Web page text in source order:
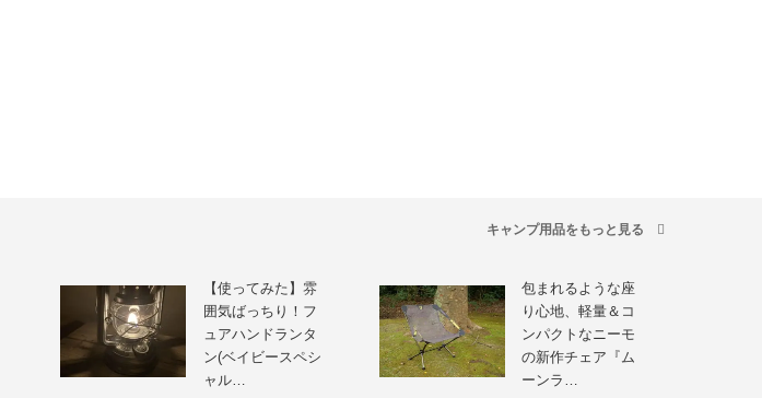
キャンプ用品をもっと見る
【使ってみた】雰
囲気ばっちり！フ
ュアハンドランタ
ン(ベイビースペシ
ャル…
包まれるような座
り心地、軽量＆コ
ンパクトなニーモ
の新作チェア『ム
ーンラ…